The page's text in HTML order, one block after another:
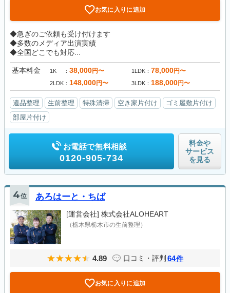
お気に入りに追加
◆急ぎのご依頼も受け付けます
◆多数のメディア出演実績
◆全国どこでも対応...
基本料金 1K 38,000円〜 1LDK 78,000円〜
2LDK 148,000円〜 3LDK 188,000円〜
遺品整理 生前整理 特殊清掃 空き家片付け
ゴミ屋敷片付け
部屋片付け
お電話で無料相談
0120-905-734
料金や
サービス
を見る
4位 あろはーと・ちば
[運営会社] 株式会社ALOHEART
（栃木県栃木市の生前整理）
4.89 口コミ・評判 64件
お気に入りに追加